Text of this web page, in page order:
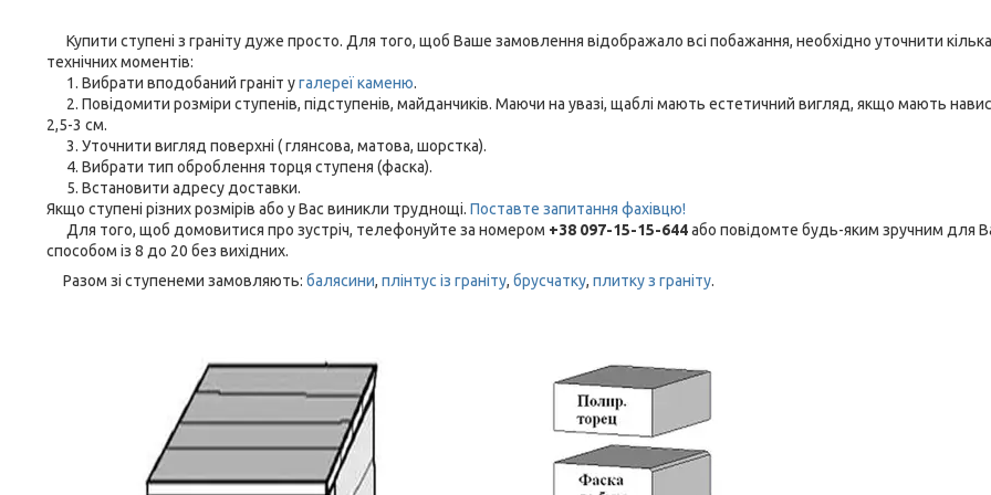
Купити ступені з граніту дуже просто. Для того, щоб Ваше замовлення відображало всі побажання, необхідно уточнити кілька
технічних моментів:
1. Вибрати вподобаний граніт угалереї каменю.
2. Повідомити розміри ступенів, підступенів, майданчиків. Маючи на увазі, щаблі мають естетичний вигляд, якщо мають
2,5-3 см.
3. Уточнити вигляд поверхні ( глянсова, матова, шорстка).
4. Вибрати тип оброблення торця ступеня (фаска).
5. Встановити адресу доставки.
Якщо ступені різних розмірів або у Вас виникли труднощі. Поставте запитання фахівцю!
Для того, щоб домовитися про зустріч, телефонуйте за номером +38 097-15-15-644або повідомте будь-яким зручним для
способом із 8 до 20 без вихідних.
Разом зі ступенеми замовляють: балясини, плінтус із граніту, брусчатку, плитку з граніту.